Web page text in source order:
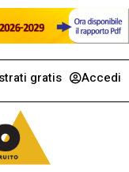
gratis Accedi